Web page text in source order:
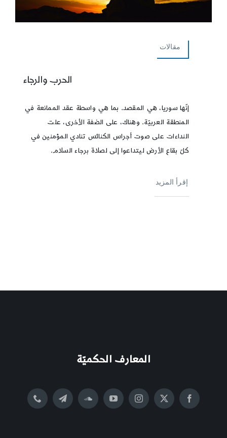
مقالات
الحرب والرجاء
إنّها سوريا، هي المقصد. بما هي واسطة عقد الممانعة في
المنطقة العربيّة. وهناك، على الضفة الأخرى، علت
النداءات على صوت أجراس الكنائس تنادي المؤمنين في
كلّ بقاع الأرض ليتداعوا إلى لصلاة برجاء السلام.
إقرأ المزيد
المعارف الحكميّة